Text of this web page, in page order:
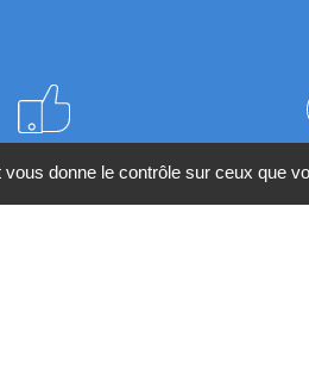
prix du web
donne le contrôle sur ceux que